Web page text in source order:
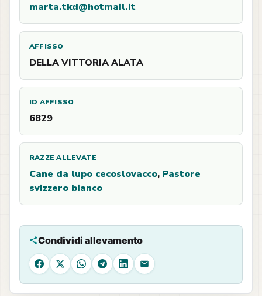
marta.tkd@hotmail.it
AFFISSO
DELLA VITTORIA ALATA
ID AFFISSO
6829
RAZZE ALLEVATE
Cane da lupo cecoslovacco, Pastore
svizzero bianco
Condividi allevamento
Facebook
X WhatsAppTelegram
LinkedIn
Email